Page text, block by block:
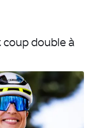
coup double à